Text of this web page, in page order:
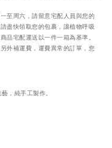
至周六，請留意宅配人員與您的
盡快領取您的包裹，讓植物呼吸
品宅配運送以一件一箱為基準。
外補運費，運費異常的訂單，您
，純手工製作。